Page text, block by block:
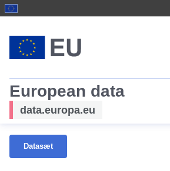
European data
data.europa.eu
Datasæt